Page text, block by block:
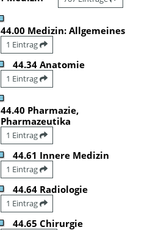
44.00 Medizin: Allgemeines
1 Eintrag
44.34 Anatomie
1 Eintrag
44.40 Pharmazie,
Pharmazeutika
1 Eintrag
44.61 Innere Medizin
1 Eintrag
44.64 Radiologie
1 Eintrag
44.65 Chirurgie